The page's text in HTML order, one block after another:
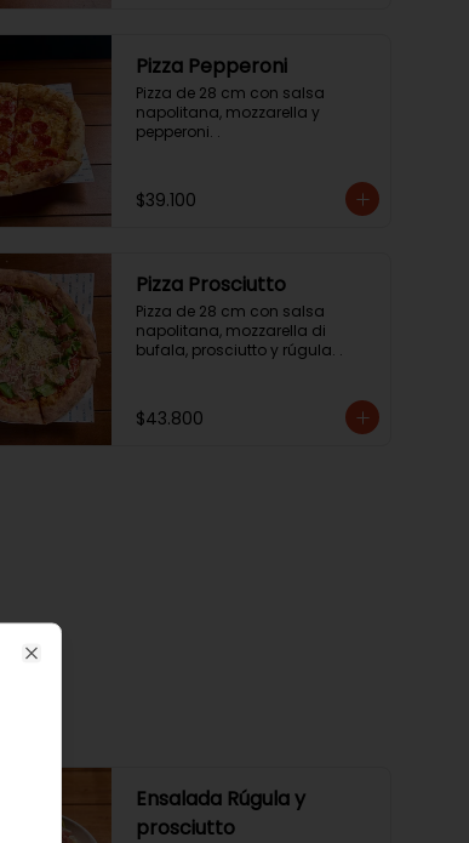
Pizza Pepperoni
Pizza de 28 cm con salsa
napolitana, mozzarella y
pepperoni. .
$39.100
Pizza Prosciutto
Pizza de 28 cm con salsa
napolitana, mozzarella di
bufala, prosciutto y rúgula. .
$43.800
Ensalada Rúgula y
prosciutto